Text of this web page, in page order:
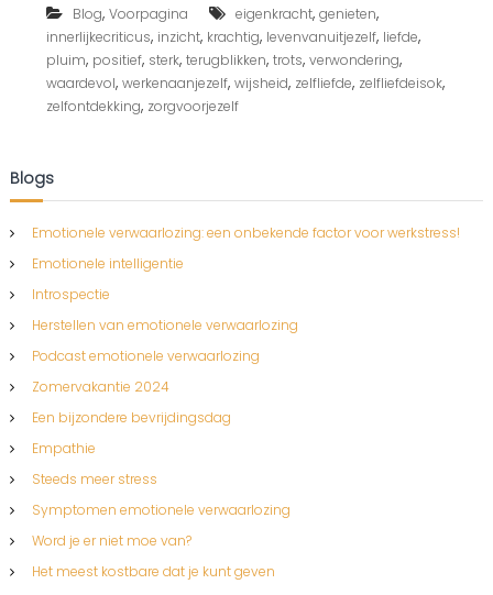
b
e
r
v
e
o
n
e
i
n
,
i
z
h
Blog, Voorpagina eigenkracht, genieten,
innerlijkecriticus, inzicht, krachtig, levenvanuitjezelf, liefde,
pluim, positief, sterk, terugblikken, trots, verwondering,
waardevol, werkenaanjezelf, wijsheid, zelfliefde, zelfliefdeisok,
zelfontdekking, zorgvoorjezelf
Blogs
Emotionele verwaarlozing: een onbekende factor voor werkstress!
Emotionele intelligentie
Introspectie
Herstellen van emotionele verwaarlozing
Podcast emotionele verwaarlozing
Zomervakantie 2024
Een bijzondere bevrijdingsdag
Empathie
Steeds meer stress
Symptomen emotionele verwaarlozing
Word je er niet moe van?
Het meest kostbare dat je kunt geven